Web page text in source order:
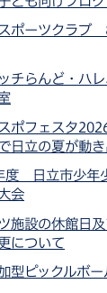
ポーツクラブ
チらんど・ハ
ポフェスタ
日立の夏が動
度 日立市少年
会
施設の休館日
について
型ピックルボー